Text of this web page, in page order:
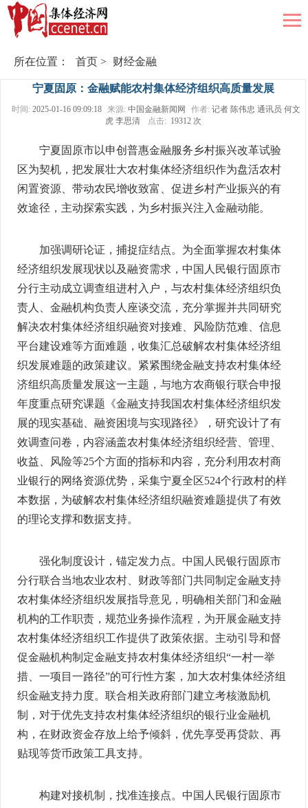
所在位置： 首页 > 财经金融
宁夏固原：金融赋能农村集体经济组织高质量发展
时间: 2025-01-16 09:09:18 来源: 中国金融新闻网 作者: 记者 陈伟忠 通讯员 何文
虎 李思清
点击: 19312 次
宁夏固原市以申创普惠金融服务乡村振兴改革试验
区为契机，把发展壮大农村集体经济组织作为盘活农村
闲置资源、带动农民增收致富、促进乡村产业振兴的有
效途径，主动探索实践，为乡村振兴注入金融动能。
加强调研论证，捕捉症结点。为全面掌握农村集体
经济组织发展现状以及融资需求，中国人民银行固原市
分行主动成立调查组进村入户，与农村集体经济组织负
责人、金融机构负责人座谈交流，充分掌握并共同研究
解决农村集体经济组织融资对接难、风险防范难、信息
平台建设难等方面难题，收集汇总破解农村集体经济组
织发展难题的政策建议。紧紧围绕金融支持农村集体经
济组织高质量发展这一主题，与地方农商银行联合申报
年度重点研究课题《金融支持我国农村集体经济组织发
展的现实基础、融资困境与实现路径》，研究设计了有
效调查问卷，内容涵盖农村集体经济组织经营、管理、
收益、风险等25个方面的指标和内容，充分利用农村商
业银行的网络资源优势，采集宁夏全区524个行政村的样
本数据，为破解农村集体经济组织融资难题提供了有效
的理论支撑和数据支持。
强化制度设计，锚定发力点。中国人民银行固原市
分行联合当地农业农村、财政等部门共同制定金融支持
农村集体经济组织发展指导意见，明确相关部门和金融
机构的工作职责，规范业务操作流程，为开展金融支持
农村集体经济组织工作提供了政策依据。主动引导和督
促金融机构制定金融支持农村集体经济组织“一村一举
措、一项目一路径”的可行性方案，加大农村集体经济组
织金融支持力度。联合相关政府部门建立考核激励机
制，对于优先支持农村集体经济组织的银行业金融机
构，在财政资金存放上给予倾斜，优先享受再贷款、再
贴现等货币政策工具支持。
构建对接机制，找准连接点。中国人民银行固原市